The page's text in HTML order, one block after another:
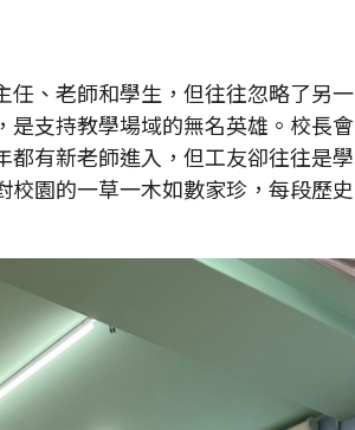
、老師和學生，但往往忽略了另一
支持教學場域的無名英雄。校長會
有新老師進入，但工友卻往往是學
園的一草一木如數家珍，每段歷史